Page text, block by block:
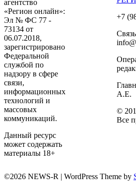
агентство
«Регион онлайн»:
Эл № ФС 77 -
73134 от
06.07.2018,
зарегистрировано
Федеральной
службой по
надзору в сфере
связи,
информационных
технологий и
массовых
коммуникаций.
Данный ресурс
может содержать
материалы 18+
+7
А.Е.
©
Все
©2026 NEWS-R | WordPress Theme by